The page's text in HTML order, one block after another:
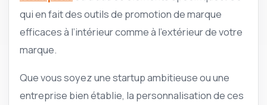
qui en fait des outils de promotion de marque
efficaces à l’intérieur comme à l’extérieur de votre
marque.
Que vous soyez une startup ambitieuse ou une
entreprise bien établie, la personnalisation de ces